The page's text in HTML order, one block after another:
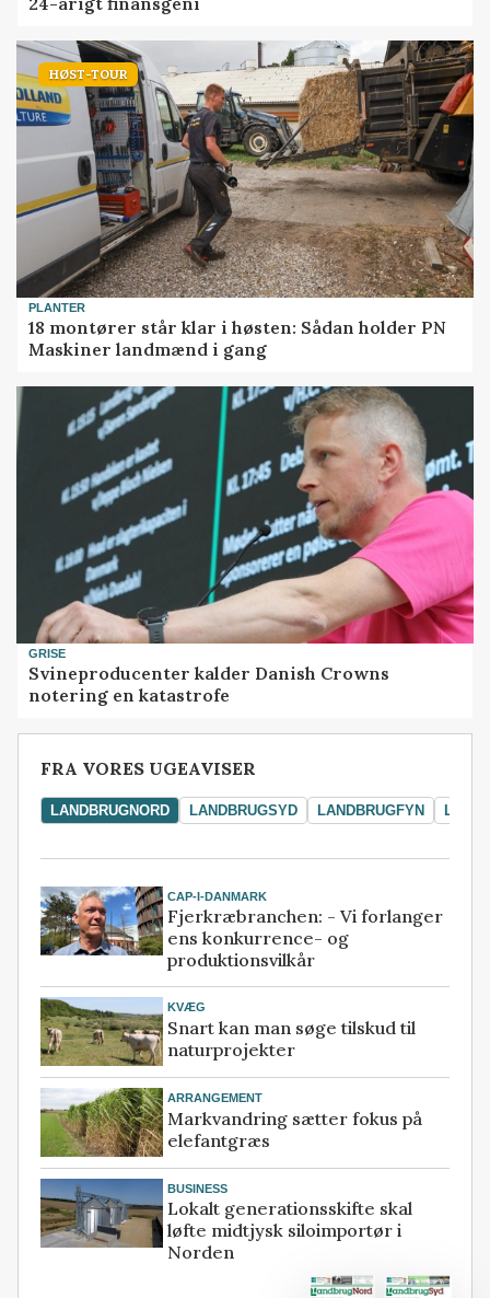
HØST-TOUR
PLANTER
18 montører står klar i høsten: Sådan holder PN
Maskiner landmænd i gang
GRISE
Svineproducenter kalder Danish Crowns
notering en katastrofe
FRA VORES UGEAVISER
LANDBRUGNORD LANDBRUGSYD LANDBRUGFYN
CAP-I-DANMARK
Fjerkræbranchen: - Vi forlanger
ens konkurrence- og
produktionsvilkår
KVÆG
Snart kan man søge tilskud til
naturprojekter
ARRANGEMENT
Markvandring sætter fokus på
elefantgræs
BUSINESS
Lokalt generationsskifte skal
løfte midtjysk siloimportør i
Norden